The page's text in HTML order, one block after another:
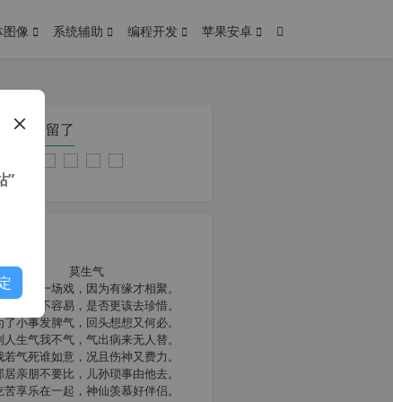
图像 系统辅助 编程开发 苹果安卓
本页停留了
莫生气
生就像一场戏，因为有缘才相聚。
相扶到老不容易，是否更该去珍惜。
了小事发脾气，回头想想又何必。
人生气我不气，气出病来无人替。
若气死谁如意，况且伤神又费力。
居亲朋不要比，儿孙琐事由他去。
苦享乐在一起，神仙羡慕好伴侣。
”